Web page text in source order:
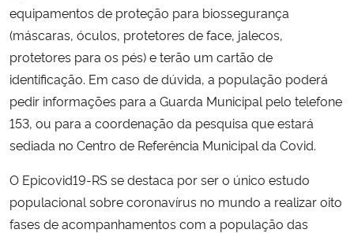
equipamentos de proteção para biossegurança
(máscaras, óculos, protetores de face, jalecos,
protetores para os pés) e terão um cartão de
identificação. Em caso de dúvida, a população poderá
pedir informações para a Guarda Municipal pelo telefone
153, ou para a coordenação da pesquisa que estará
sediada no Centro de Referência Municipal da Covid.
O Epicovid19-RS se destaca por ser o único estudo
populacional sobre coronavírus no mundo a realizar oito
fases de acompanhamentos com a população das